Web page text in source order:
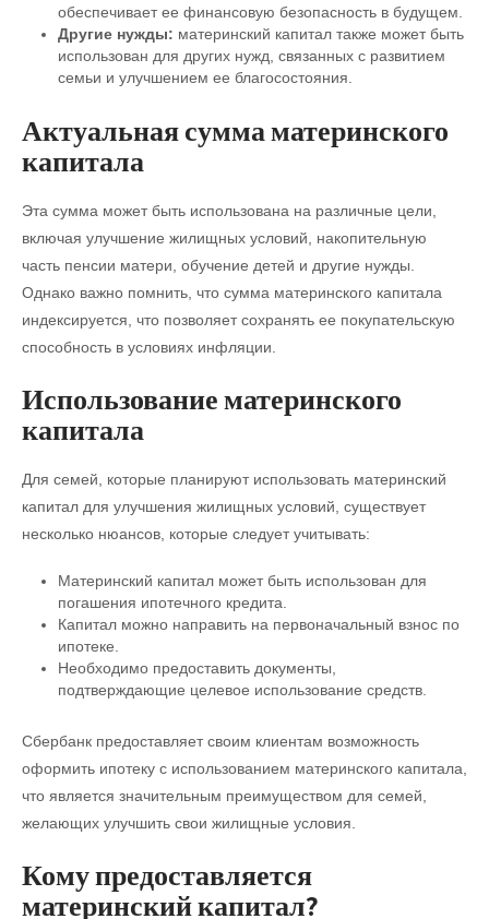
обеспечивает ее финансовую безопасность в будущем.
Другие нужды: материнский капитал также может быть
использован для других нужд, связанных с развитием
семьи и улучшением ее благосостояния.
Актуальная сумма материнского
капитала
Эта сумма может быть использована на различные цели,
включая улучшение жилищных условий, накопительную
часть пенсии матери, обучение детей и другие нужды.
Однако важно помнить, что сумма материнского капитала
индексируется, что позволяет сохранять ее покупательскую
способность в условиях инфляции.
Использование материнского
капитала
Для семей, которые планируют использовать материнский
капитал для улучшения жилищных условий, существует
несколько нюансов, которые следует учитывать:
Материнский капитал может быть использован для
погашения ипотечного кредита.
Капитал можно направить на первоначальный взнос по
ипотеке.
Необходимо предоставить документы,
подтверждающие целевое использование средств.
Сбербанк предоставляет своим клиентам возможность
оформить ипотеку с использованием материнского капитала,
что является значительным преимуществом для семей,
желающих улучшить свои жилищные условия.
Кому предоставляется
материнский капитал?